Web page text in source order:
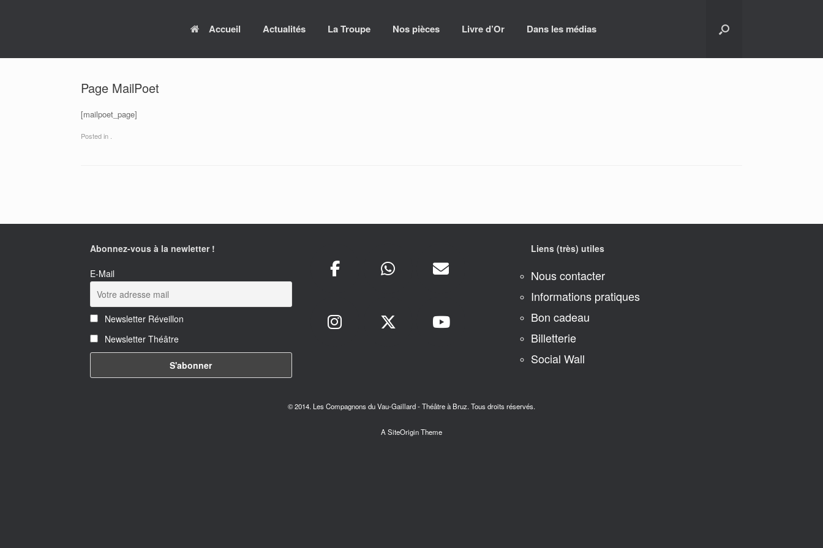
Accueil Actualités La Troupe Nos pièces Livre d’Or Dans les médias
Page MailPoet
[mailpoet_page]
Posted in .
Abonnez-vous à la newletter !
E-Mail
Newsletter Réveillon
Newsletter Théâtre
Liens (très) utiles
Nous contacter
Informations pratiques
Bon cadeau
Billetterie
Social Wall
© 2014. Les Compagnons du Vau-Gaillard - Théâtre à Bruz. Tous droits réservés.
ASiteOriginTheme